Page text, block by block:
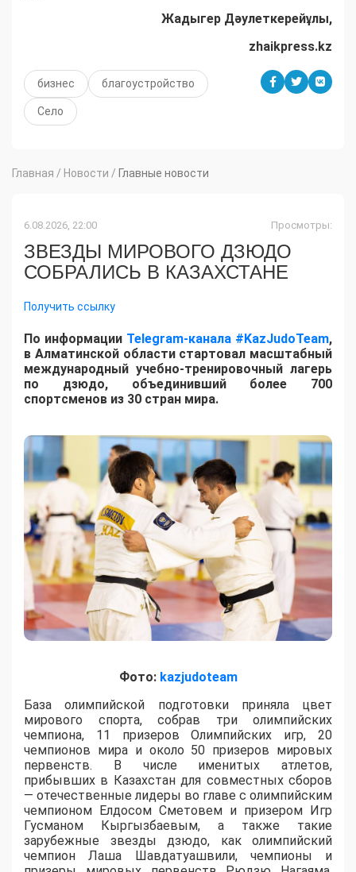
Жадыгер Дәулеткерейұлы,
zhaikpress.kz
бизнес благоустройство
Село
Главная / Новости / Главные новости
6.08.2026, 22:00 Просмотры:
ЗВЕЗДЫ МИРОВОГО ДЗЮДО
СОБРАЛИСЬ В КАЗАХСТАНЕ
Получить ссылку
По информации Telegram-канала #KazJudoTeam,
в Алматинской области стартовал масштабный
международный учебно-тренировочный лагерь
по дзюдо, объединивший более 700
спортсменов из 30 стран мира.
Фото: kazjudoteam
База олимпийской подготовки приняла цвет
мирового спорта, собрав три олимпийских
чемпиона, 11 призеров Олимпийских игр, 20
чемпионов мира и около 50 призеров мировых
первенств. В числе именитых атлетов,
прибывших в Казахстан для совместных сборов
— отечественные лидеры во главе с олимпийским
чемпионом Елдосом Сметовем и призером Игр
Гусманом Кыргызбаевым, а также такие
зарубежные звезды дзюдо, как олимпийский
чемпион Лаша Шавдатуашвили, чемпионы и